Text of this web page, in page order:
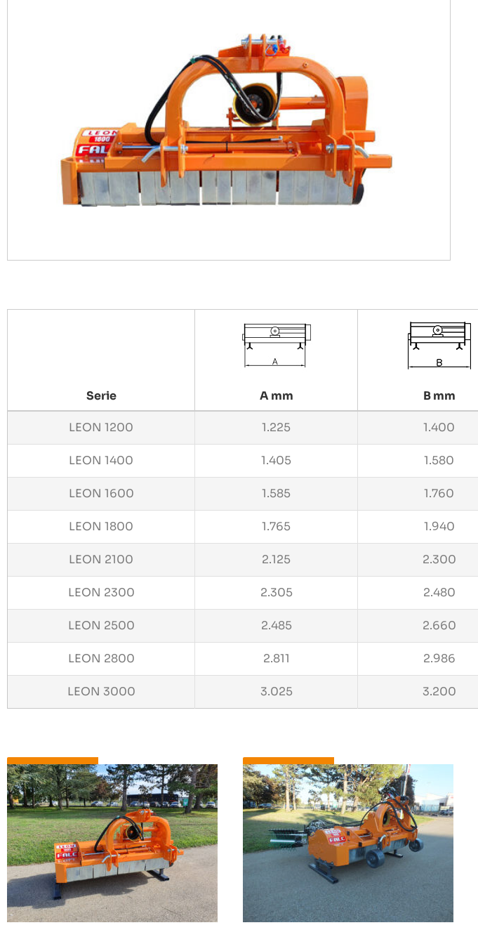
Serie A mm B mm
LEON 1200 1.225 1.400
LEON 1400 1.405 1.580
LEON 1600 1.585 1.760
LEON 1800 1.765 1.940
LEON 2100 2.125 2.300
LEON 2300 2.305 2.480
LEON 2500 2.485 2.660
LEON 2800 2.811 2.986
LEON 3000 3.025 3.200